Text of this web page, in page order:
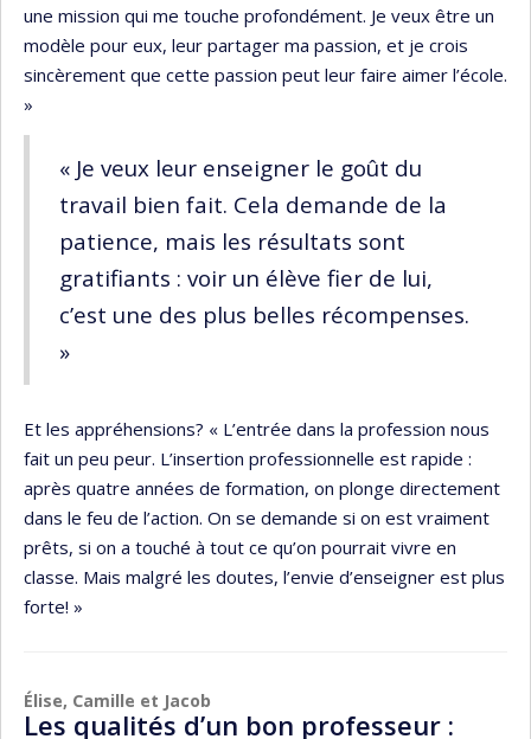
une mission qui me touche profondément. Je veux être un
modèle pour eux, leur partager ma passion, et je crois
sincèrement que cette passion peut leur faire aimer l’école.
»
« Je veux leur enseigner le goût du
travail bien fait. Cela demande de la
patience, mais les résultats sont
gratifiants : voir un élève fier de lui,
c’est une des plus belles récompenses.
»
Et les appréhensions? « L’entrée dans la profession nous
fait un peu peur. L’insertion professionnelle est rapide :
après quatre années de formation, on plonge directement
dans le feu de l’action. On se demande si on est vraiment
prêts, si on a touché à tout ce qu’on pourrait vivre en
classe. Mais malgré les doutes, l’envie d’enseigner est plus
forte! »
Élise, Camille et Jacob
Les qualités d’un bon professeur :